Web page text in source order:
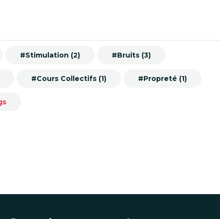
#Stimulation (2) #Bruits (3)
#Cours Collectifs (1) #Propreté (1)